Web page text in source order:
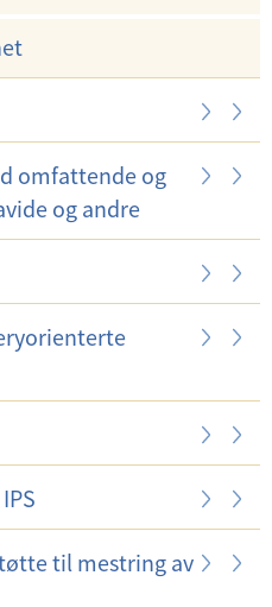
omfattende og
og andre
til mestring av